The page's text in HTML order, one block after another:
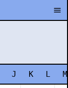
J K L M